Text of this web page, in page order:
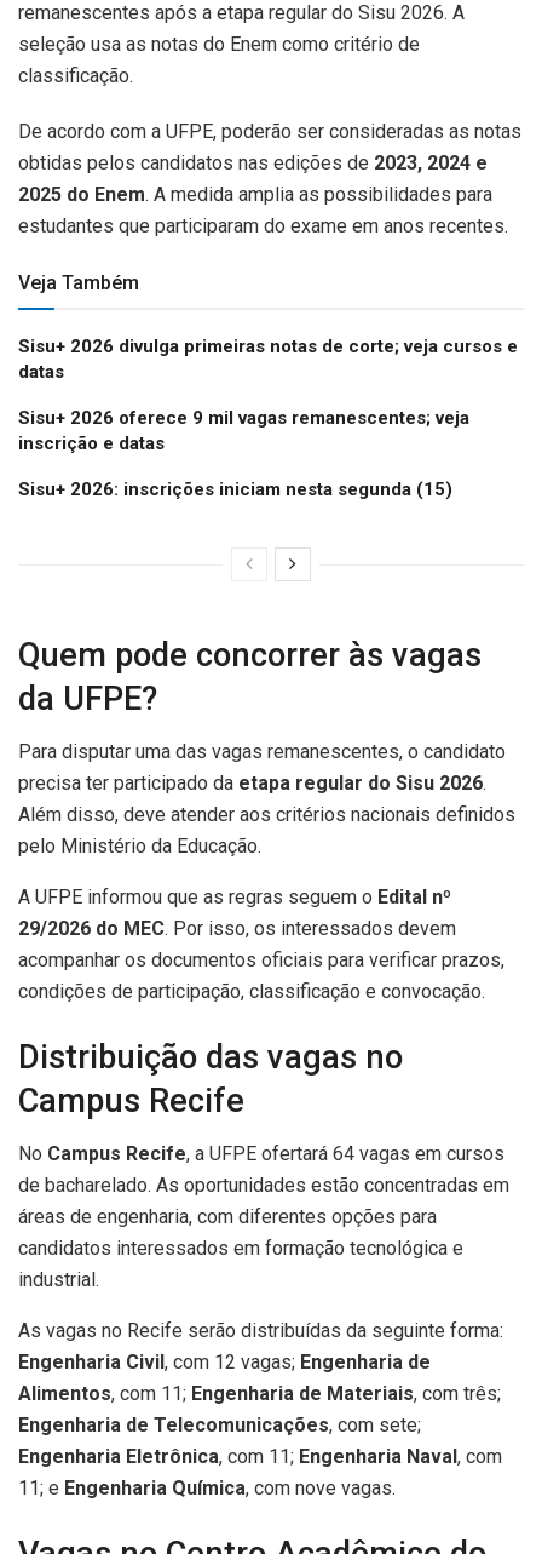
remanescentes após a etapa regular do Sisu 2026. A
seleção usa as notas do Enem como critério de
classificação.
De acordo com a UFPE, poderão ser consideradas as notas
obtidas pelos candidatos nas edições de 2023, 2024 e
2025 do Enem. A medida amplia as possibilidades para
estudantes que participaram do exame em anos recentes.
Veja Também
Sisu+ 2026 divulga primeiras notas de corte; veja cursos e
datas
Sisu+ 2026 oferece 9 mil vagas remanescentes; veja
inscrição e datas
Sisu+ 2026: inscrições iniciam nesta segunda (15)
Quem pode concorrer às vagas
da UFPE?
Para disputar uma das vagas remanescentes, o candidato
precisa ter participado da etapa regular do Sisu 2026.
Além disso, deve atender aos critérios nacionais definidos
pelo Ministério da Educação.
A UFPE informou que as regras seguem o Edital nº
29/2026 do MEC. Por isso, os interessados devem
acompanhar os documentos oficiais para verificar prazos,
condições de participação, classificação e convocação.
Distribuição das vagas no
Campus Recife
No Campus Recife, a UFPE ofertará 64 vagas em cursos
de bacharelado. As oportunidades estão concentradas em
áreas de engenharia, com diferentes opções para
candidatos interessados em formação tecnológica e
industrial.
As vagas no Recife serão distribuídas da seguinte forma:
Engenharia Civil , com 12 vagas; Engenharia de
Alimentos, com 11; Engenharia de Materiais, com três;
Engenharia de Telecomunicações, com sete;
Engenharia Eletrônica, com 11; Engenharia Naval , com
11; e Engenharia Química, com nove vagas.